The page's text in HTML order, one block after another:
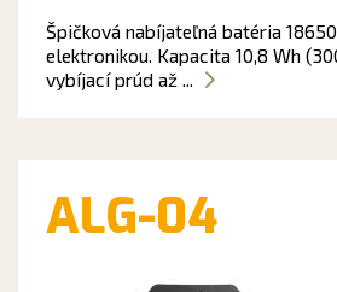
Špičková nabíjateľná batéria
elektronikou. Kapacita 10,8 Wh
vybíjací prúd až ...
ALG-04